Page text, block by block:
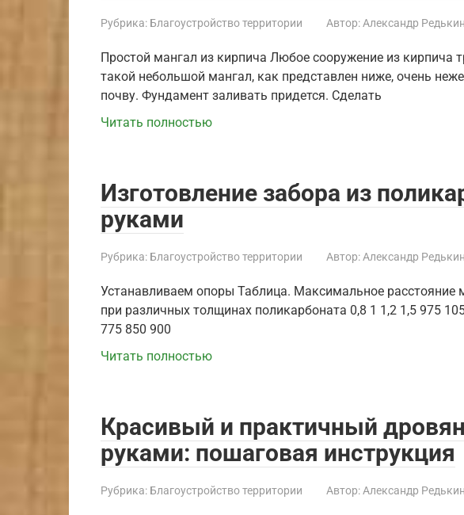
Рубрика: Благоустройство территории Автор: Александр Редькин
Простой мангал из кирпича Любое сооружение из кирпича
такой небольшой мангал, как представлен ниже, очень
почву. Фундамент заливать придется. Сделать
Читать полностью
Изготовление забора из
руками
Рубрика: Благоустройство территории Автор: Александр Редькин
Устанавливаем опоры Таблица. Максимальное
при различных толщинах поликарбоната 0,8 1 1,2 1,5 975
775 850 900
Читать полностью
Красивый и практичный
руками: пошаговая инструкция
Рубрика: Благоустройство территории Автор: Александр Редькин